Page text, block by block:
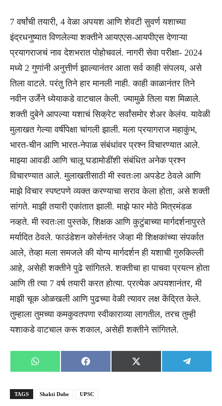
7 वर्षांची तयारी, 4 वेळा अपयश आणि शेवटी सुवर्ण यशाच्या
इंद्रधनुष्यात विणलेल्या शक्तीने आयएएस-आयपीएस देणाऱ्या
प्रयागराजचं नाव देशभरात पोहोचवलं. नागरी सेवा परीक्षा- 2024
मध्ये 2 गुणांनी अनुत्तीर्ण झाल्यानंतर आता सर्व काही संपलय, असे
तिला वाटले. परंतु तिने हार मानली नाही. काही काळानंतर तिने
नवीन उर्जेने ध्येयाकडे वाटचाल केली. ज्यामुळे तिला यश मिळाले.
शक्ती दुबेने आपल्या यशाचं सिक्रेट सर्वांसमोर शेअर केलंय. यावेळी
मुलाखत गेल्या वर्षीपेक्षा चांगली झाली. मला प्रयागराज महाकुंभ,
भारत-चीन आणि भारत-नेपाळ संबंधांवर प्रश्न विचारण्यात आले.
माझ्या आवडी आणि चालू घडामोडींशी संबंधित अनेक प्रश्न
विचारण्यात आले. मुलाखतीसाठी मी स्वतःला अपडेट ठेवले आणि
माझे विचार स्पष्टपणे व्यक्त करण्याचा सराव केला होता, असे शक्ती
सांगते. माझी तयारी एकांतात झाली. माझे फार मोठे मित्रमंडळ
नव्हते. मी स्वतःला पुस्तके, शिक्षक आणि कुटुंबाच्या मार्गदर्शनापुरते
मर्यादित ठेवले. फाउंडेशन कोर्सनंतर जेव्हा मी शिक्षकांच्या संपर्कात
आले, तेव्हा मला समजले की योग्य मार्गदर्शन ही यशाची गुरुकिल्ली
आहे, असेही शक्तीने पुढे सांगितले. शक्तीचा हा पाचवा प्रयत्न होता
आणि ती त्या 7 वर्ष तयारी करत होत्या. प्रत्येक अपयशानंतर, मी
माझी चूक ओळखली आणि पुढच्या वेळी त्यावर लक्ष केंद्रित केले.
तुम्हाला तुमच्या कमकुवतपणा स्वीकाराव्या लागतील, तरच तुम्ही
यशाकडे वाटचाल करू शकाल, असेही शक्तीने सांगितले.
Share
on
WhatsApp
Share
on
Facebook
Share
on
X
(Twitter)
Share
on
TAGS Shakti Dube UPSC